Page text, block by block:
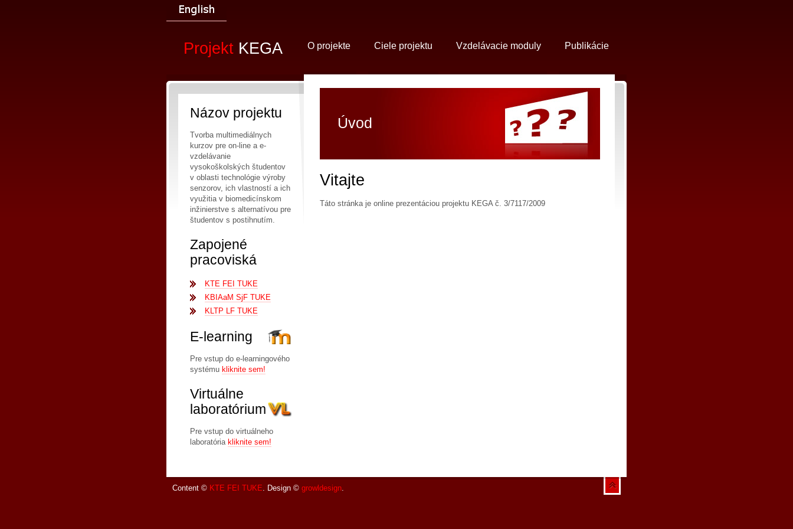
Projekt KEGA O projekte Ciele projektu Vzdelávacie moduly Publikácie
Úvod
Vitajte
Táto stránka je online prezentáciou projektu KEGA č. 3/7117/2009
Názov projektu
Tvorba multimediálnych
kurzov pre on-line a e-
vzdelávanie
vysokoškolských študentov
v oblasti technológie výroby
senzorov, ich vlastností a ich
využitia v biomedicínskom
inžinierstve s alternatívou pre
študentov s postihnutím.
Zapojené
pracoviská
KTE FEI TUKE
KBIAaM SjF TUKE
KLTP LF TUKE
E-learning
Pre vstup do e-learningového
systému kliknite sem!
Virtuálne
laboratórium
Pre vstup do virtuálneho
laboratória kliknite sem!
Content © KTE FEI TUKE . Design © growldesign